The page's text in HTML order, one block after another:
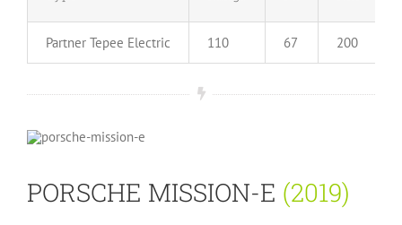
Partner Tepee Electric 110 67 200
PORSCHE MISSION-E (2019)